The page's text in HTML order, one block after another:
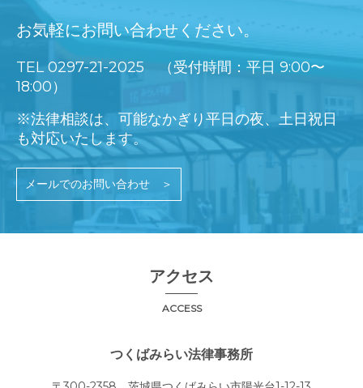
れる法令、規範を遵守します。
当事務所は、個人情報保護に関する管理の体制と仕組みに
ついて継続的改善を実施します。
当事務所は、ご利用者様のプライバシーを尊重し、個人情
報を保護するために細心の注意を払っています。当事務所
を、ご利用者様の事前の同意なく第三者に対して開示する
ことはありません。ただし、次の各号の場合には、ご利用
者様の事前の同意なく、当事務所はご利用者様の個人情報
を開示できるものとします。
●法令に基づき開示を求められた場合
●当事務所、他のご利用者様またはその他の第三者の権
利、利益、名誉、信用等を保護するために必要であると当
事務所が判断した場合
当事務所はこの個人情報保護方針の内容を、事前の予告な
く変更することがあります。ご利用者様へその都度ご連絡
一旦当事務所にご提供いただいた個人情報について、利用
を望まない場合や利用目的内での第三者への提供を望まな
い場合は、当事務所までお問い合わせください。
お気軽にお問い合わせください。
TEL0297-21-2025 （受付時間：平日 9:00〜
18:00）
※法律相談は、可能なかぎり平日の夜、土日祝日
も対応いたします。
メールでのお問い合わせ ＞
アクセス
ACCESS
つくばみらい法律事務所